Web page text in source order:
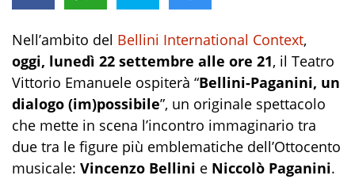
Nell’ambito del Bellini International Context,
oggi, lunedì 22 settembre alle ore 21, il Teatro
Vittorio Emanuele ospiterà “Bellini-Paganini, un
dialogo (im)possibile”, un originale spettacolo
che mette in scena l’incontro immaginario tra
due tra le figure più emblematiche dell’Ottocento
musicale: Vincenzo Bellini e Niccolò Paganini.